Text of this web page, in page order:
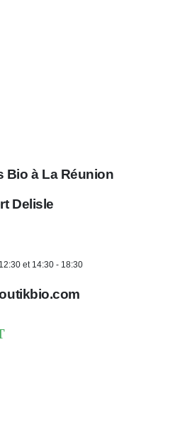
Bio à La Réunion
Delisle
et 14:30 - 18:30